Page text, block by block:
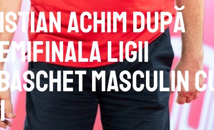
Achim după
Ligii
masculin